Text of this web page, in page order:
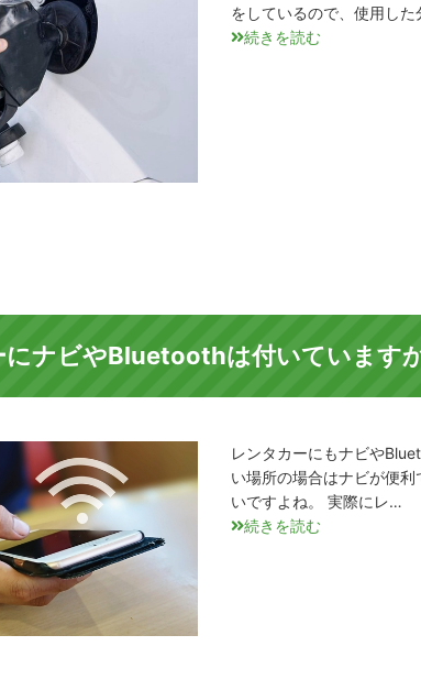
をしているので、使用し
続きを読む
にナビやBluetoothは付いています
レンタカーにもナビや
い場所の場合はナビが便
いですよね。 実際にレ…
続きを読む